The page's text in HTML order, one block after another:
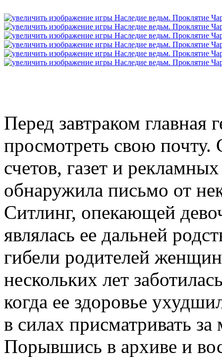
Перед завтраком главная
просмотреть свою почту.
счетов, газет и
обнаружила письмо от
Ситлинг, опекающей
являлась ее дальней
гибели родителей
нескольких лет
когда ее здоровье
в силах присматривать
Порывшись в архиве и